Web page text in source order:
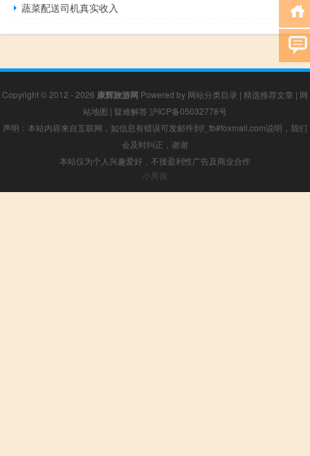
蔬菜配送司机真实收入
Copyright © 2012 - 2026 康辉旅游网 Powered by 网站分类目录 | 精选推荐文章 | 网
站地图 | 疑难解答 沪ICP备05032778号
声明：本站内容来自互联网，如信息有错误可发邮件到f_fb#foxmail.com说明，我们
会及时纠正，谢谢
本站仅为个人兴趣爱好，不接盈利性广告及商业合作
小男孩